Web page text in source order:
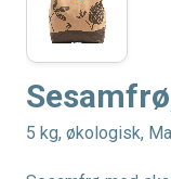
5 kg, økologisk,